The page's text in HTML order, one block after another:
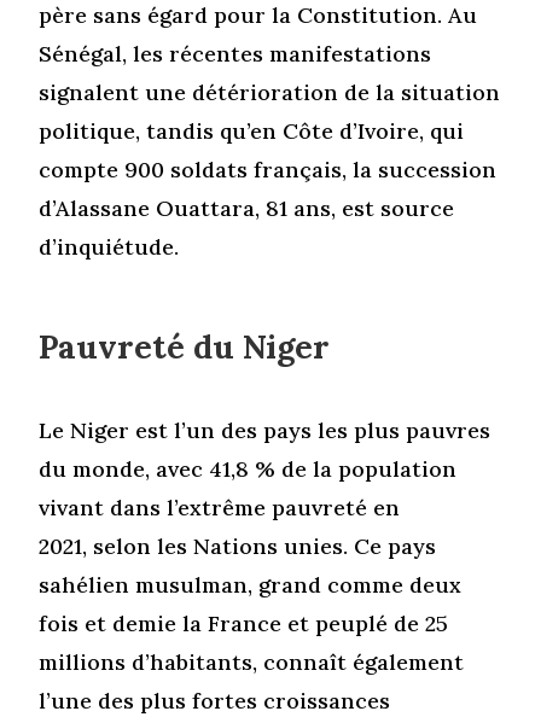
père sans égard pour la Constitution. Au
Sénégal, les récentes manifestations
signalent une détérioration de la situation
politique, tandis qu’en Côte d’Ivoire, qui
compte 900 soldats français, la succession
d’Alassane Ouattara, 81 ans, est source
d’inquiétude.
Pauvreté du Niger
Le Niger est l’un des pays les plus pauvres
du monde, avec 41,8 % de la population
vivant dans l’extrême pauvreté en
2021, selon les Nations unies. Ce pays
sahélien musulman, grand comme deux
fois et demie la France et peuplé de 25
millions d’habitants, connaît également
l’une des plus fortes croissances